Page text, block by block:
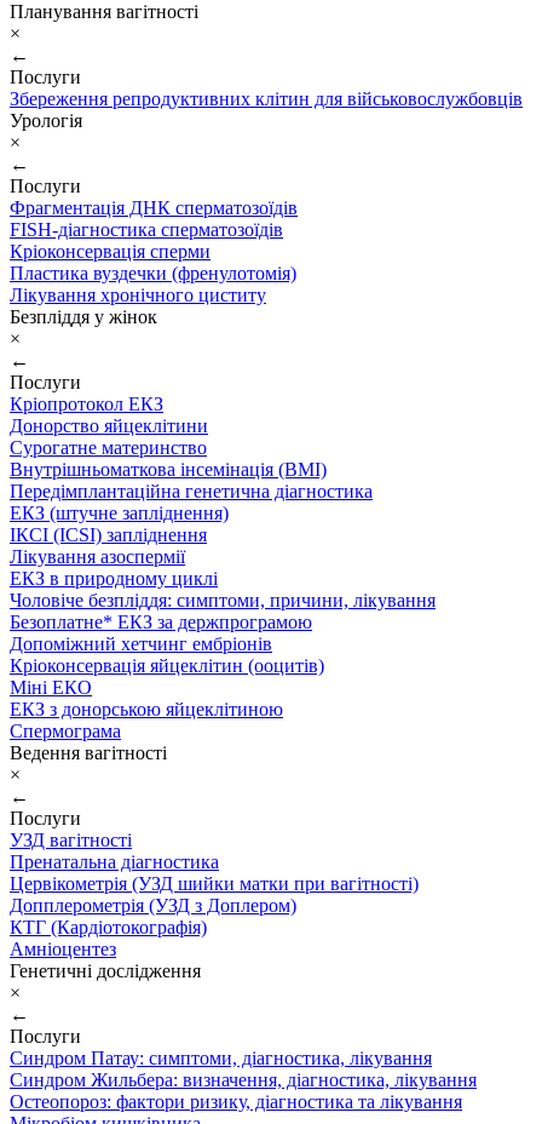
Планування вагітності
×
←
Послуги
Збереження репродуктивних клітин для військовослужбовців
Урологія
×
←
Послуги
Фрагментація ДНК сперматозоїдів
FISH-діагностика сперматозоїдів
Кріоконсервація сперми
Пластика вуздечки (френулотомія)
Лікування хронічного циститу
Безпліддя у жінок
×
←
Послуги
Кріопротокол ЕКЗ
Донорство яйцеклітини
Сурогатне материнство
Внутрішньоматкова інсемінація (ВМІ)
Передімплантаційна генетична діагностика
ЕКЗ (штучне запліднення)
ІКСІ (ICSI) запліднення
Лікування азоспермії
ЕКЗ в природному циклі
Чоловіче безпліддя: симптоми, причини, лікування
Безоплатне* ЕКЗ за держпрограмою
Допоміжний хетчинг ембріонів
Кріоконсервація яйцеклітин (ооцитів)
Міні ЕКО
ЕКЗ з донорською яйцеклітиною
Спермограма
Ведення вагітності
×
←
Послуги
УЗД вагітності
Пренатальна діагностика
Цервікометрія (УЗД шийки матки при вагітності)
Допплерометрія (УЗД з Доплером)
КТГ (Кардіотокографія)
Амніоцентез
Генетичні дослідження
×
←
Послуги
Синдром Патау: симптоми, дiагностика, лiкування
Синдром Жильбера: визначення, діагностика, лікування
Остеопороз: фактори ризику, діагностика та лікування